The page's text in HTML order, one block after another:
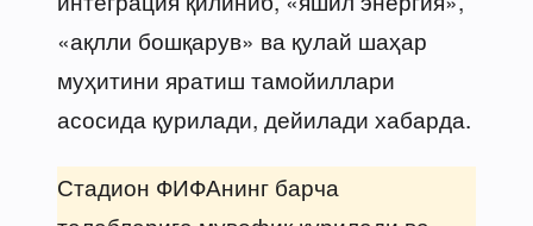
«ақлли бошқарув» ва қулай шаҳар
муҳитини яратиш тамойиллари
асосида қурилади, дейилади хабарда.
Стадион ФИФАнинг барча